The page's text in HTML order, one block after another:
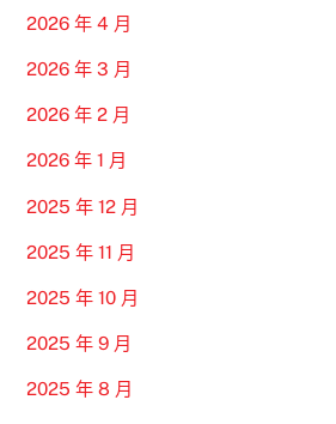
2026 年 4 月
2026 年 3 月
2026 年 2 月
2026 年 1 月
2025 年 12 月
2025 年 11 月
2025 年 10 月
2025 年 9 月
2025 年 8 月